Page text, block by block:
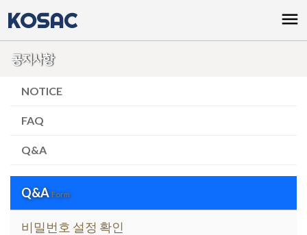
KOSAC menu
공지사항
NOTICE
FAQ
Q&A
Q&AForm
비밀번호 설정 확인